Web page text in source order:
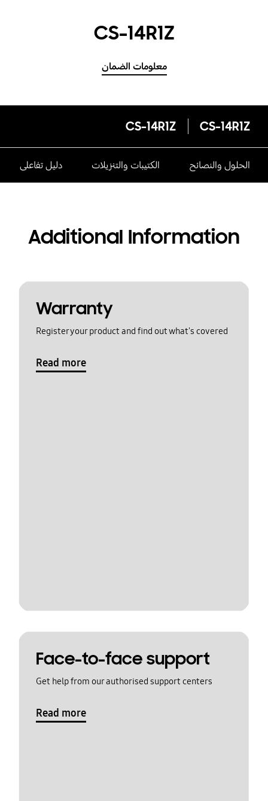
CS-14R1Z
معلومات الضمان
CS-14R1Z
CS-14R1Z
الحلول والنصائح الكتيبات والتنزيلات دليل تفاعلى
Additional Information
Warranty
Register your product and find out what's covered
Read more
Face-to-face support
Get help from our authorised support centers
Read more